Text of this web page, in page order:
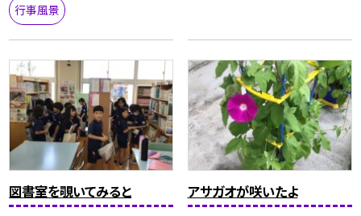
行事風景
図書室を覗いてみると アサガオが咲いたよ